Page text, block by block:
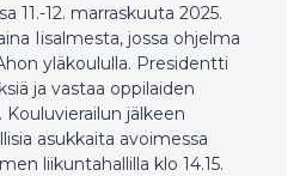
11.-12. marraskuuta 2025.
Iisalmesta, jossa ohjelma
yläkoululla. Presidentti
ja vastaa oppilaiden
jälkeen
asukkaita avoimessa
liikuntahallilla klo 14.15.